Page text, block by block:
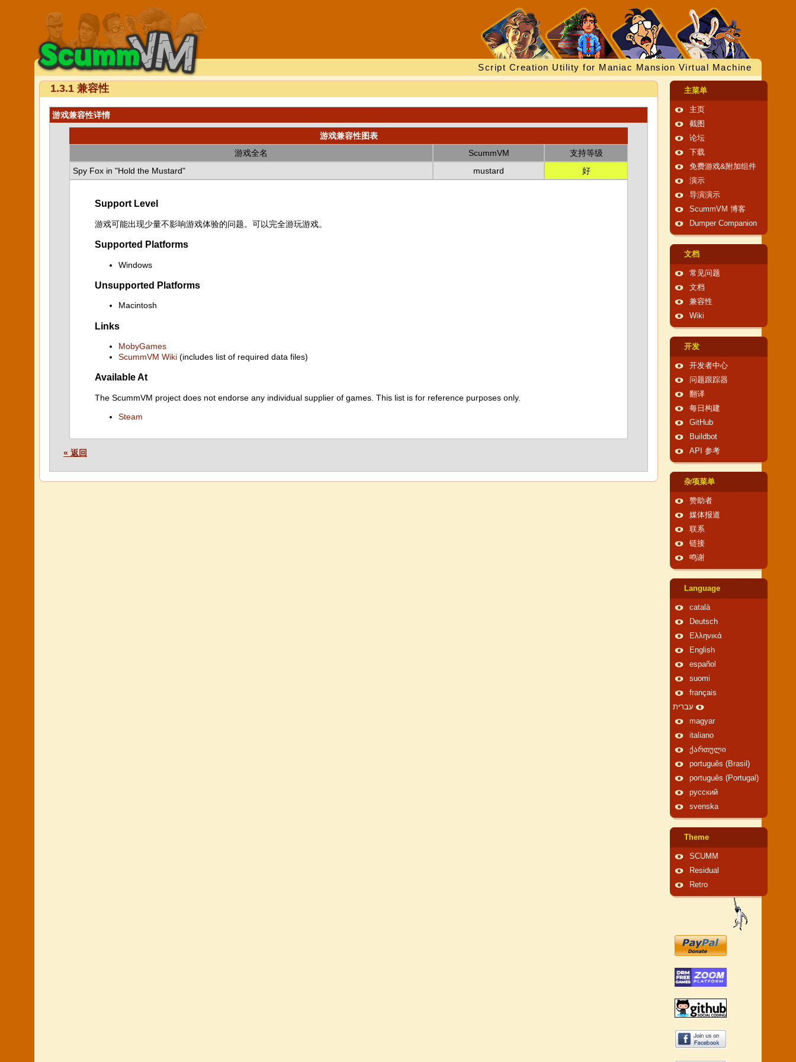
Script Creation Utility for Maniac Mansion Virtual Machine
1.3.1 兼容性
游戏兼容性详情
游戏兼容性图表
游戏全名
ScummVM
支持等级
Spy Fox in "Hold the Mustard"
mustard 好
Support Level
游戏可能出现少量不影响游戏体验的问题。可以完全游玩游戏。
Supported Platforms
Windows
Unsupported Platforms
Macintosh
Links
MobyGames
ScummVM Wiki (includes list of required data files)
Available At
The ScummVM project does not endorse any individual supplier of games. This list is for reference purposes only.
Steam
« 返回
主菜单
主页
截图
论坛
下载
免费游戏&附加组件
演示
导演演示
ScummVM 博客
Dumper Companion
文档
常见问题
文档
兼容性
Wiki
开发
开发者中心
问题跟踪器
翻译
每日构建
GitHub
Buildbot
API 参考
杂项菜单
赞助者
媒体报道
联系
链接
鸣谢
Language
català
Deutsch
Ελληνικά
English
español
suomi
français
עברית
magyar
italiano
ქართული
português (Brasil)
português (Portugal)
русский
svenska
Theme
SCUMM
Residual
Retro